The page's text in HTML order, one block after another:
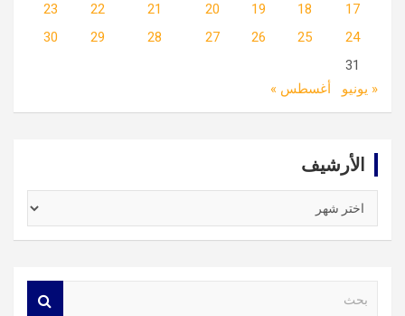
17
18
19
20
21
22
23
24
25
26
27
28
29
30
31
« يونيو
أغسطس »
الأرشيف